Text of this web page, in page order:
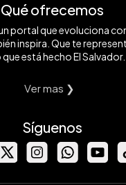
Qué ofrecemos
portal que evoluciona
inspira. Que te
que está hecho El Salvador.
Ver mas ❯
Síguenos